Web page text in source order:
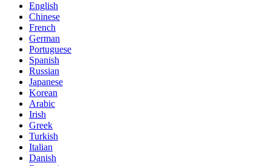
English
Chinese
French
German
Portuguese
Spanish
Russian
Japanese
Korean
Arabic
Irish
Greek
Turkish
Italian
Danish